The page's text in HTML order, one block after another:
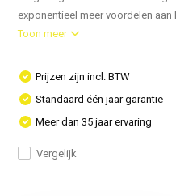
exponentieel meer voordelen aan
Toon meer
Prijzen zijn incl. BTW
Standaard één jaar garantie
Meer dan 35 jaar ervaring
Vergelijk